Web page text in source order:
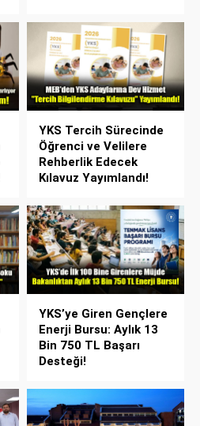
YKS Tercih Sürecinde
Öğrenci ve Velilere
Rehberlik Edecek
Kılavuz Yayımlandı!
YKS’ye Giren Gençlere
Enerji Bursu: Aylık 13
Bin 750 TL Başarı
Desteği!